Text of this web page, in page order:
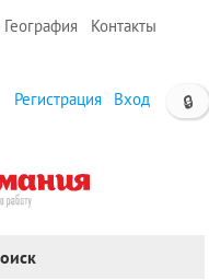
География
Контакты
🔒
Регистрация Вход